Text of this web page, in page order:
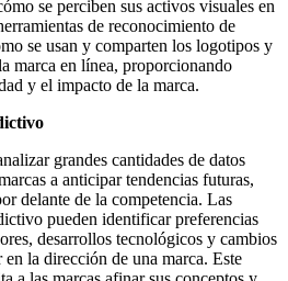
se perciben sus activos visuales en
de reconocimiento de
se usan y comparten los logotipos y
marca en línea, proporcionando
y el impacto de la marca.
grandes cantidades de datos
a anticipar tendencias futuras,
delante de la competencia. Las
pueden identificar preferencias
desarrollos tecnológicos y cambios
la dirección de una marca. Este